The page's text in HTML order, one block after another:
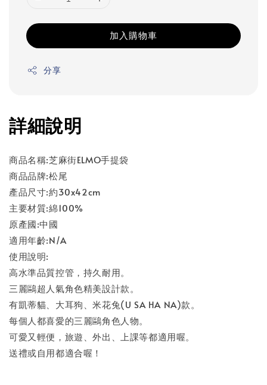
加入購物車
分享
詳細說明
商品名稱:芝麻街ELMO手提袋
商品品牌:松尾
產品尺寸:約30x42cm
主要材質:綿100%
原產國:中國
適用年齡:N/A
使用說明:
高水準品質控管，持久耐用。
三麗鷗超人氣角色精美設計款。
有凱蒂貓、大耳狗、米花兔(U SA HA NA)款。
每個人都喜愛的三麗鷗角色人物。
可愛又輕便，旅遊、外出、上課等都適用喔。
送禮或自用都適合喔！